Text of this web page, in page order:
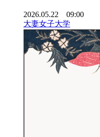
2026.05.22 09:00
大妻女子大学